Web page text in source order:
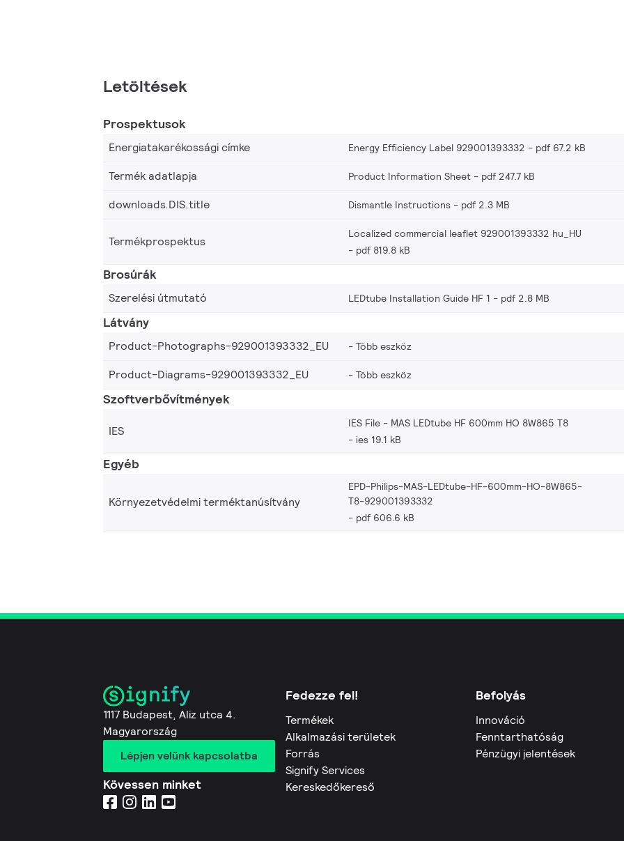
Letöltések
Prospektusok
Energiatakarékossági címke Energy Efficiency Label 929001393332 pdf 67.2 kB
Termék adatlapja
Product Information Sheet pdf 247.7 kB
downloads.DIS.title
Dismantle Instructions pdf 2.3 MB
Termékprospektus
Localized commercial leaflet 929001393332 hu_HU
pdf 819.8 kB
Brosúrák
Szerelési útmutató LEDtube Installation Guide HF 1 pdf 2.8 MB
Látvány
Product-Photographs-929001393332_EU Több eszköz
Product-Diagrams-929001393332_EU
Több eszköz
Szoftverbővítmények
IES
IES File - MAS LEDtube HF 600mm HO 8W865 T8
ies 19.1 kB
Egyéb
Környezetvédelmi terméktanúsítvány
EPD-Philips-MAS-LEDtube-HF-600mm-HO-8W865-
T8-929001393332
pdf 606.6 kB
1117 Budapest, Aliz utca 4.
Magyarország
Lépjen velünk kapcsolatba
Kövessen minket
Fedezze fel!
Termékek
Alkalmazási területek
Forrás
Signify Services
Kereskedőkereső
Befolyás
Innováció
Fenntarthatóság
Pénzügyi jelentések